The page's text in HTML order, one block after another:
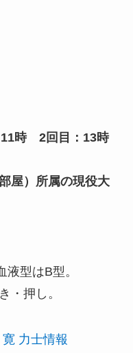
11時 2回目：13時
屋）所属の現役大
液型はB型。
・押し。
力士情報